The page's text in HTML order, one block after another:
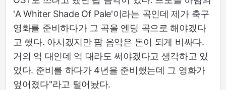
'A Whiter Shade Of Pale'이라는 곡인데 제가 축구
영화를 준비하다가 그 곡을 엔딩 곡으로 해야겠다
고 했다. 아시겠지만 팝 음악은 돈이 되게 비싸다.
거의 억 대인데 억 대라도 써야겠다고 생각하고 있
었다. 준비를 하다가 4년을 준비했는데 그 영화가
엎어졌다"라고 털어놨다.